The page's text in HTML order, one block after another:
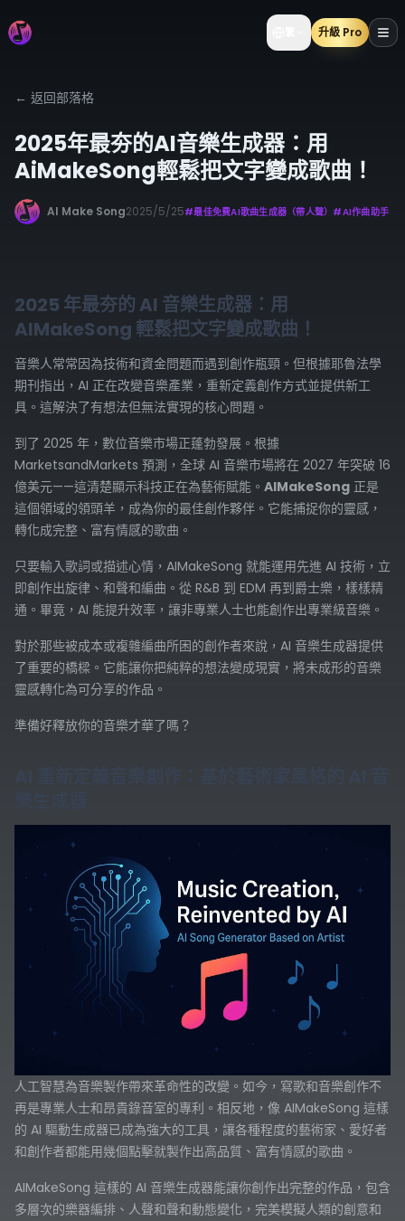
升級 Pro
← 返回部落格
2025年最夯的AI音樂生成器：用
AiMakeSong輕鬆把文字變成歌曲！
AI Make Song2025/5/25#最佳免費AI歌曲生成器（帶人聲） #AI作曲助手
2025 年最夯的 AI 音樂生成器：用
AIMakeSong 輕鬆把文字變成歌曲！
音樂人常常因為技術和資金問題而遇到創作瓶頸。但根據耶魯法學
期刊指出，AI 正在改變音樂產業，重新定義創作方式並提供新工
具。這解決了有想法但無法實現的核心問題。
到了 2025 年，數位音樂市場正蓬勃發展。根據
MarketsandMarkets 預測，全球 AI 音樂市場將在 2027 年突破 16
億美元——這清楚顯示科技正在為藝術賦能。 AIMakeSong 正是
這個領域的領頭羊，成為你的最佳創作夥伴。它能捕捉你的靈感，
轉化成完整、富有情感的歌曲。
只要輸入歌詞或描述心情，AIMakeSong 就能運用先進 AI 技術，立
即創作出旋律、和聲和編曲。從 R&B 到 EDM 再到爵士樂，樣樣精
通。畢竟，AI 能提升效率，讓非專業人士也能創作出專業級音樂。
對於那些被成本或複雜編曲所困的創作者來說，AI 音樂生成器提供
了重要的橋樑。它能讓你把純粹的想法變成現實，將未成形的音樂
靈感轉化為可分享的作品。
準備好釋放你的音樂才華了嗎？
人工智慧為音樂製作帶來革命性的改變。如今，寫歌和音樂創作不
再是專業人士和昂貴錄音室的專利。相反地，像 AIMakeSong 這樣
的 AI 驅動生成器已成為強大的工具，讓各種程度的藝術家、愛好者
和創作者都能用幾個點擊就製作出高品質、富有情感的歌曲。
AIMakeSong 這樣的 AI 音樂生成器能讓你創作出完整的作品，包含
多層次的樂器編排、人聲和聲和動態變化，完美模擬人類的創意和